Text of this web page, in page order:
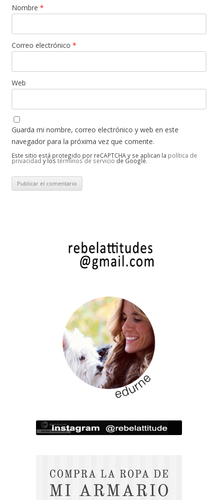
Nombre *
Correo electrónico *
Web
Guarda mi nombre, correo electrónico y web en este
navegador para la próxima vez que comente.
Este sitio está protegido por reCAPTCHA y se aplican la política de
privacidad y los términos de servicio de Google.